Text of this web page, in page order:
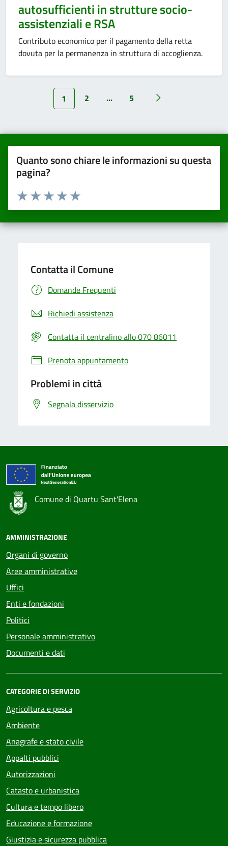
autosufficienti in strutture socio-
assistenziali e RSA
Contributo economico per il pagamento della retta
dovuta per la permanenza in struttura di accoglienza.
1 2 ... 5
Quanto sono chiare le informazioni su questa
pagina?
Valuta da 1 a 5 stelle la pagina
Valuta 5 stelle su 5
Valuta 4 stelle su 5
Valuta 3 stelle su 5
Valuta 2 stelle su 5
Valuta una stella su 5
Contatta il Comune
Domande Frequenti
Richiedi assistenza
Contatta il centralino allo 070 86011
Prenota appuntamento
Problemi in città
Segnala disservizio
Comune di Quartu Sant'Elena
AMMINISTRAZIONE
Organi di governo
Aree amministrative
Uffici
Enti e fondazioni
Politici
Personale amministrativo
Documenti e dati
CATEGORIE DI SERVIZIO
Agricoltura e pesca
Ambiente
Anagrafe e stato civile
Appalti pubblici
Autorizzazioni
Catasto e urbanistica
Cultura e tempo libero
Educazione e formazione
Giustizia e sicurezza pubblica